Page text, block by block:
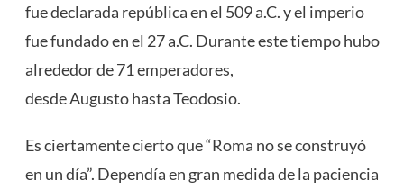
fue declarada república en el 509 a.C. y el imperio
fue fundado en el 27 a.C. Durante este tiempo hubo
alrededor de 71 emperadores,
desde Augusto hasta Teodosio.
Es ciertamente cierto que “Roma no se construyó
en un día”. Dependía en gran medida de la paciencia